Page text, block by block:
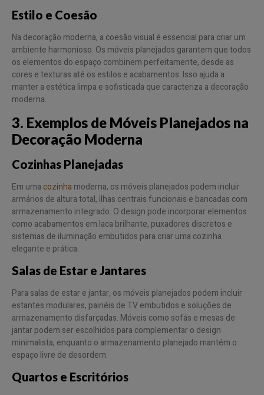
Estilo e Coesão
Na decoração moderna, a coesão visual é essencial para criar um
ambiente harmonioso. Os móveis planejados garantem que todos
os elementos do espaço combinem perfeitamente, desde as
cores e texturas até os estilos e acabamentos. Isso ajuda a
manter a estética limpa e sofisticada que caracteriza a decoração
moderna.
3. Exemplos de Móveis Planejados na
Decoração Moderna
Cozinhas Planejadas
Em uma cozinha moderna, os móveis planejados podem incluir
armários de altura total, ilhas centrais funcionais e bancadas com
armazenamento integrado. O design pode incorporar elementos
como acabamentos em laca brilhante, puxadores discretos e
sistemas de iluminação embutidos para criar uma cozinha
elegante e prática.
Salas de Estar e Jantares
Para salas de estar e jantar, os móveis planejados podem incluir
estantes modulares, painéis de TV embutidos e soluções de
armazenamento disfarçadas. Móveis como sofás e mesas de
jantar podem ser escolhidos para complementar o design
minimalista, enquanto o armazenamento planejado mantém o
espaço livre de desordem.
Quartos e Escritórios